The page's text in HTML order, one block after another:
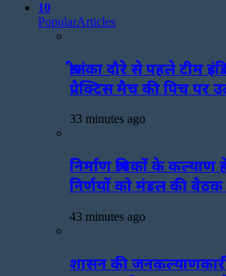
10
PopularArticles
श्रीलंका दौरे से पहले टीम
प्रैक्टिस मैच की पिच पर
33 minutes ago
निर्माण श्रमिकों के
निर्णयों को मंडल की बैठक
43 minutes ago
शासन की